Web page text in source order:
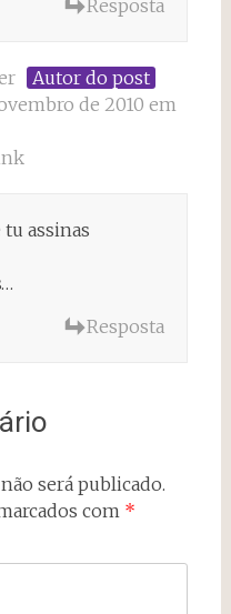
Resposta
Autor do post
de 2010 em
assinas
Resposta
será publicado.
com *